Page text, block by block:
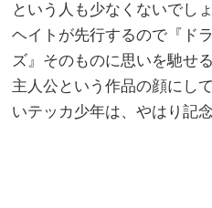
という人も少なくないでし
ヘイトが先行するので『ド
ズ』そのものに思いを馳せ
主人公という作品の顔にし
いテッカ少年は、やはり記